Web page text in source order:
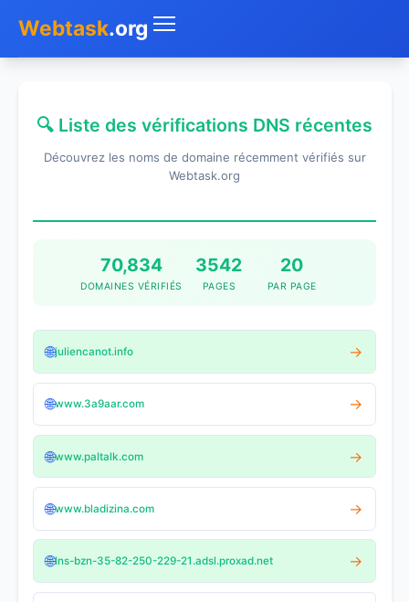
Webtask.org
Whois
SMS Gratuit
🔍 Liste des vérifications DNS récentes
Découvrez les noms de domaine récemment vérifiés sur
Webtask.org
70,834
DOMAINES VÉRIFIÉS
3542
PAGES
20
PAR PAGE
🌐juliencanot.info →
🌐www.3a9aar.com →
🌐www.paltalk.com →
🌐www.bladizina.com →
🌐lns-bzn-35-82-250-229-21.adsl.proxad.net →